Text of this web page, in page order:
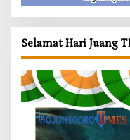
Selamat Hari Juang